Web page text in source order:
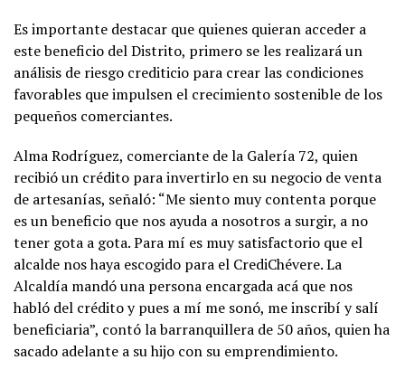
Es importante destacar que quienes quieran acceder a
este beneficio del Distrito, primero se les realizará un
análisis de riesgo crediticio para crear las condiciones
favorables que impulsen el crecimiento sostenible de los
pequeños comerciantes.
Alma Rodríguez, comerciante de la Galería 72, quien
recibió un crédito para invertirlo en su negocio de venta
de artesanías, señaló: “Me siento muy contenta porque
es un beneficio que nos ayuda a nosotros a surgir, a no
tener gota a gota. Para mí es muy satisfactorio que el
alcalde nos haya escogido para el CrediChévere. La
Alcaldía mandó una persona encargada acá que nos
habló del crédito y pues a mí me sonó, me inscribí y salí
beneficiaria”, contó la barranquillera de 50 años, quien ha
sacado adelante a su hijo con su emprendimiento.